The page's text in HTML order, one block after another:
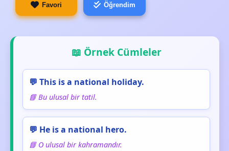
Favori Öğrendim
📖 Örnek Cümleler
💬 This is a national holiday.
📘 Bu ulusal bir tatil.
💬 He is a national hero.
📘 O ulusal bir kahramandır.